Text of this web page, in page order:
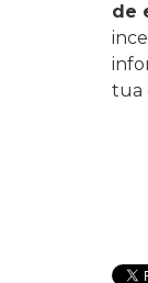
de
tua